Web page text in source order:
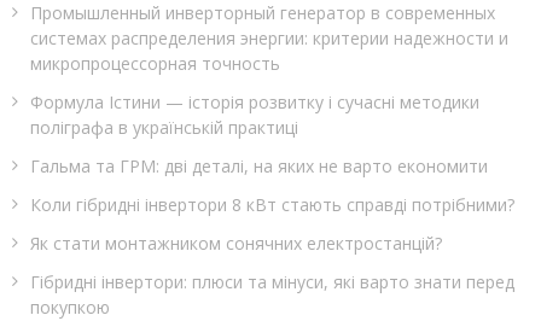
Промышленный инверторный генератор в современных
системах распределения энергии: критерии надежности и
микропроцессорная точность
Формула Істини — історія розвитку і сучасні методики
поліграфа в українській практиці
Гальма та ГРМ: дві деталі, на яких не варто економити
Коли гібридні інвертори 8 кВт стають справді потрібними?
Як стати монтажником сонячних електростанцій?
Гібридні інвертори: плюси та мінуси, які варто знати перед
покупкою